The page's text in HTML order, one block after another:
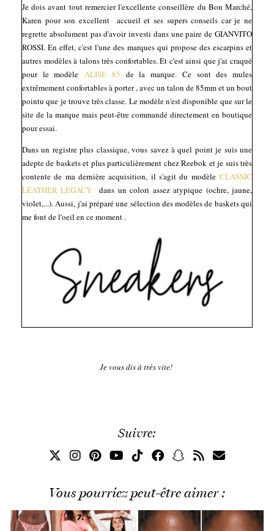
Je dois avant tout remercier l'excellente conseillère du Bon Marché,
Karen pour son excellent accueil et ses supers conseils car je ne
regrette absolument pas d'avoir investi dans une paire de GIANVITO
ROSSI. En effet, c'est l'une des marques qui propose des escarpins et
autres modèles à talons très confortables. Et c'est ainsi que j'ai craqué
pour le modèleALISE 85 de la marque. Ce sont des mules
extrêmement confortables à porter , avec un talon de 85mm et un bout
pointu que je trouve très classe. Le modèle n'est disponible que sur le
site de la marque mais peut-être commandé directement en boutique
pour essai.
Dans un registre plus classique, vous savez à quel point je suis une
adepte de baskets et plus particulièrement chez Reebok et je suis très
contente de ma dernière acquisition, il s'agit du modèle CLASSIC
LEATHER LEGACY
dans un colori assez atypique (ochre, jaune,
violet,...). Aussi, j'ai préparé une sélection des modèles de baskets qui
me font de l'oeil en ce moment .
Je vous dis à très vite!
Suivre:
Vous pourriez peut-être aimer :